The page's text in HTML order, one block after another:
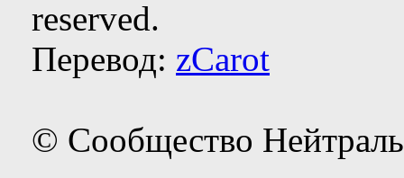
reserved.
Перевод: zCarot
© Сообщество